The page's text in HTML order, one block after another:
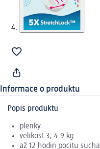
Informace o produktu
Popis produktu
plenky
velikost 3, 4-9 kg
až 12 hodin pocitu sucha